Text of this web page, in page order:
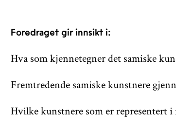
Foredraget gir innsikt i:
Hva som kjennetegner det samiske
Fremtredende samiske kunstnere
Hvilke kunstnere som er representert i